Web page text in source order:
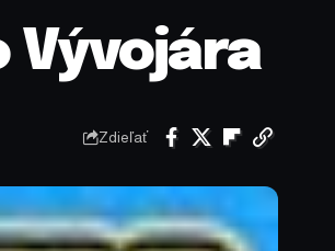
Vývojára
Zdieľať